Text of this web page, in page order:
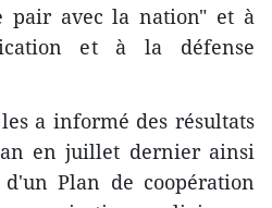
pair avec la nation" et à
et à la défense
a informé des résultats
en juillet dernier ainsi
Plan de coopération